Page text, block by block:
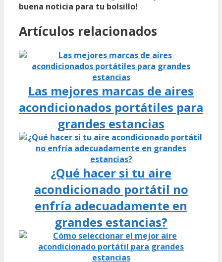
buena noticia para tu bolsillo!
Artículos relacionados
Las mejores marcas de aires
acondicionados portátiles para
grandes estancias
¿Qué hacer si tu aire
acondicionado portátil no
enfría adecuadamente en
grandes estancias?